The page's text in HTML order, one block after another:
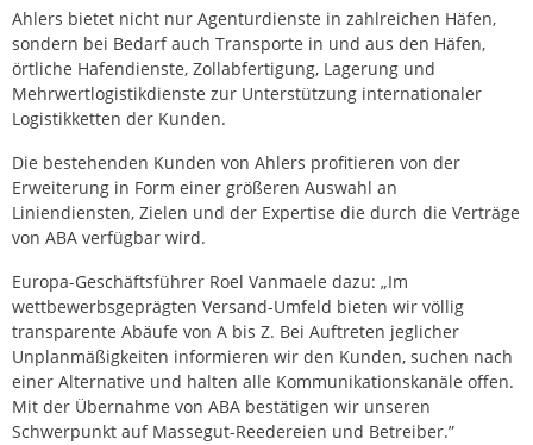
Ahlers bietet nicht nur Agenturdienste in zahlreichen Häfen,
sondern bei Bedarf auch Transporte in und aus den Häfen,
örtliche Hafendienste, Zollabfertigung, Lagerung und
Mehrwertlogistikdienste zur Unterstützung internationaler
Logistikketten der Kunden.
Die bestehenden Kunden von Ahlers profitieren von der
Erweiterung in Form einer größeren Auswahl an
Liniendiensten, Zielen und der Expertise die durch die Verträge
von ABA verfügbar wird.
Europa-Geschäftsführer Roel Vanmaele dazu: „Im
wettbewerbsgeprägten Versand-Umfeld bieten wir völlig
transparente Abäufe von A bis Z. Bei Auftreten jeglicher
Unplanmäßigkeiten informieren wir den Kunden, suchen nach
einer Alternative und halten alle Kommunikationskanäle offen.
Mit der Übernahme von ABA bestätigen wir unseren
Schwerpunkt auf Massegut-Reedereien und Betreiber.”